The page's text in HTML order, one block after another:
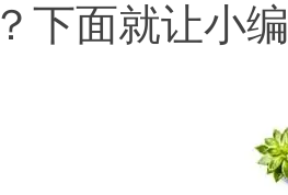
？下面就让小